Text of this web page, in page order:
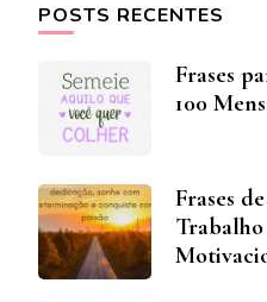
POSTS RECENTES
Frases
100
Frases
Trabalho